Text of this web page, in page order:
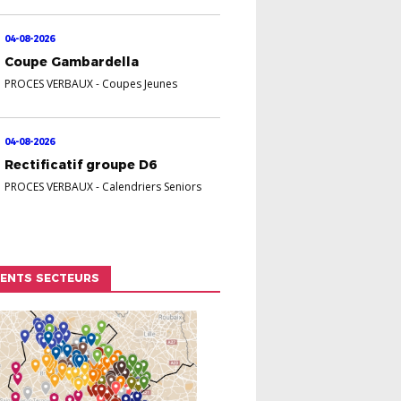
04-08-2026
Coupe Gambardella
PROCES VERBAUX- Coupes Jeunes
04-08-2026
Rectificatif groupe D6
PROCES VERBAUX- Calendriers Seniors
SECTEURS